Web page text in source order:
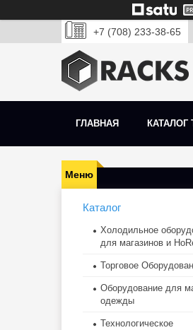
+7 (708) 233-38-65
ГЛАВНАЯ КАТАЛОГ
Каталог
Холодильное
для магазинов и
Торговое
Оборудование для
одежды
Технологическое